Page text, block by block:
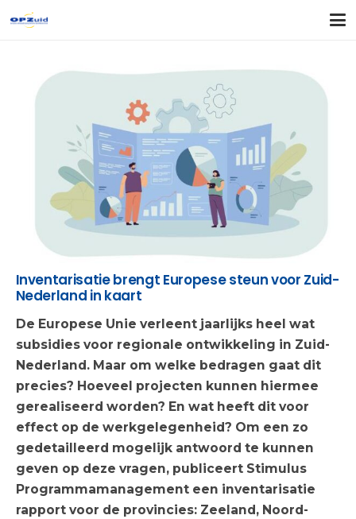
Inventarisatie brengt Europese steun voor Zuid-
Nederland in kaart
De Europese Unie verleent jaarlijks heel wat
subsidies voor regionale ontwikkeling in Zuid-
Nederland. Maar om welke bedragen gaat dit
precies? Hoeveel projecten kunnen hiermee
gerealiseerd worden? En wat heeft dit voor
effect op de werkgelegenheid? Om een zo
gedetailleerd mogelijk antwoord te kunnen
geven op deze vragen, publiceert Stimulus
Programmamanagement een inventarisatie
rapport voor de provincies: Zeeland, Noord-